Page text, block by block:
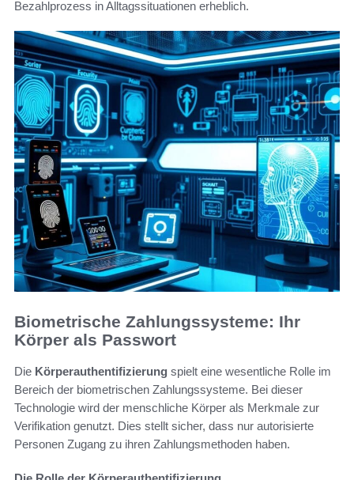
Bezahlprozess in Alltagssituationen erheblich.
Biometrische Zahlungssysteme: Ihr
Körper als Passwort
Die Körperauthentifizierung spielt eine wesentliche Rolle im
Bereich der biometrischen Zahlungssysteme. Bei dieser
Technologie wird der menschliche Körper als Merkmale zur
Verifikation genutzt. Dies stellt sicher, dass nur autorisierte
Personen Zugang zu ihren Zahlungsmethoden haben.